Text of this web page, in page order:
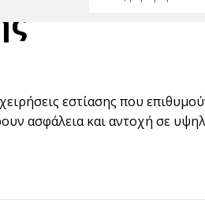
εστίασης που
ασφάλεια και αντοχή σε